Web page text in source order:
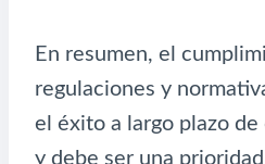
En resumen, el
regulaciones y
el éxito a largo plazo
y debe ser una